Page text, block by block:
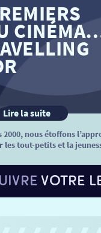
Lire la suite
2000, nous étoffons
les tout-petits et la
VOTRE